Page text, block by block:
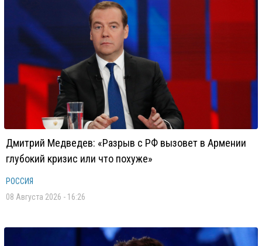
Дмитрий Медведев: «Разрыв с РФ вызовет в Армении
глубокий кризис или что похуже»
РОССИЯ
08 Августа 2026 - 16:26